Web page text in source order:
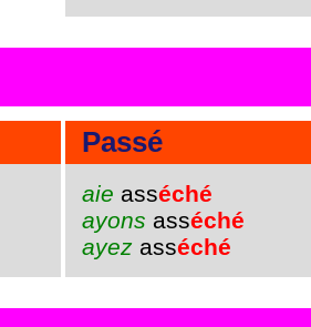
Passé
aie asséché
ayons asséché
ayez asséché